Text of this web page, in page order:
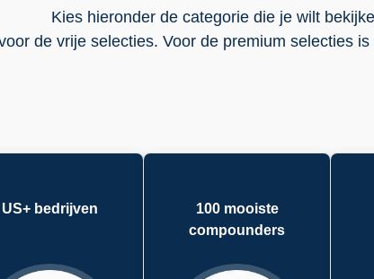
Kies hieronder de categorie die je wilt
de vrije selecties. Voor de premium selecties
US+ bedrijven
100 mooiste
compounders